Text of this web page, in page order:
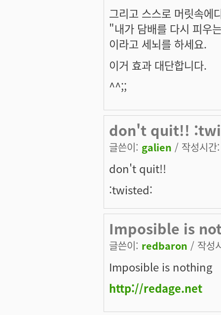
그리고 스스로 머릿속에
"내가 담배를 다시 피우
이라고 세뇌를 하세요.
이거 효과 대단합니다.
^^;;
don't quit!!
글쓴이: galien / 작성시
don't quit!!
:twisted:
Imposible is
글쓴이: redbaron / 작성
Imposible is nothing
http://redage.net